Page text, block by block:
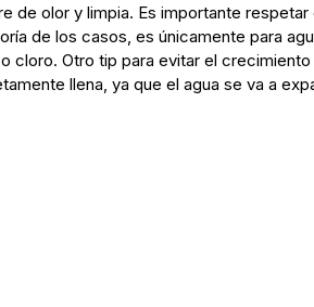
de olor y limpia. Es importante
de los casos, es únicamente para
cloro. Otro tip para evitar el
llena, ya que el agua se va a